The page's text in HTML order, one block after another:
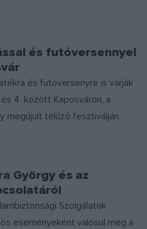
és futóversennyel
és futóversenyre is várják
4. között Kaposváron, a
megújult télűző fesztiválján.
György és az
Szolgálatok
eseményeként valósul meg a